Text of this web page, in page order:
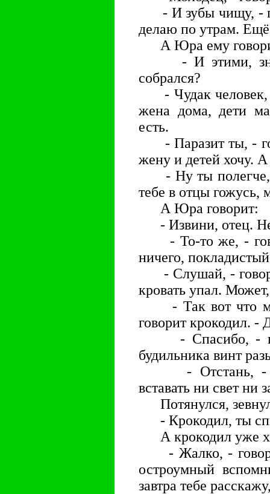
- И зубы чищу, -
делаю по утрам.
А Юра ему
- И этими,
собрался?
- Чудак человек,
жена дома, дети
есть.
- Паразит ты, -
жену и детей хочу.
- Ну ты полегче, -
тебе в отцы гожусь,
А Юра говорит:
- Извини, отец.
- То-то же, -
ничего,
- Слушай, -
кровать упал.
- Так вот что
говорит крокодил. -
- Спасибо, -
будильника винт
- Отстань, -
вставать ни свет ни
Потянулся,
- Крокодил, ты
А крокодил уже
- Жалко, -
остроумный
завтра тебе